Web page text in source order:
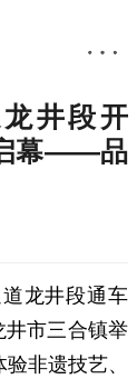
井段开
幕——品
龙井段通车
井市三合镇举
非遗技艺、